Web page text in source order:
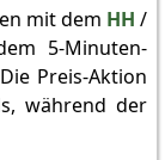
mit dem HH /
5-Minuten-
Preis-Aktion
während der